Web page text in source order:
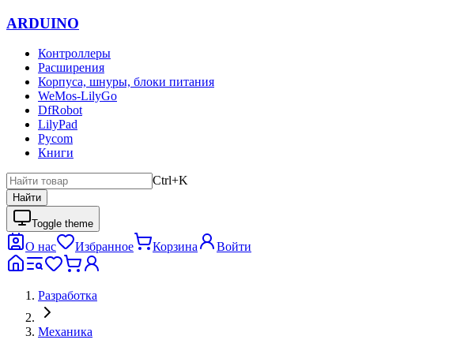
ARDUINO
Контроллеры
Расширения
Корпуса, шнуры, блоки питания
WeMos-LilyGo
DfRobot
LilyPad
Pycom
Книги
Ctrl+K
Найти
Toggle theme
О нас Избранное Корзина Войти
Разработка
Механика